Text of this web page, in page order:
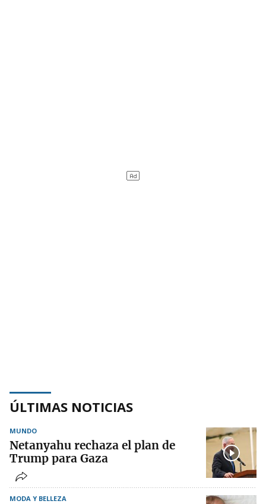
ÚLTIMAS NOTICIAS
MUNDO
Netanyahu rechaza el plan de
Trump para Gaza
MODA Y BELLEZA